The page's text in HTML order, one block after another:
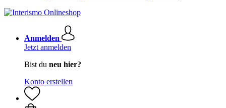
Anmelden
Jetzt anmelden
Bist du neu hier?
Konto erstellen